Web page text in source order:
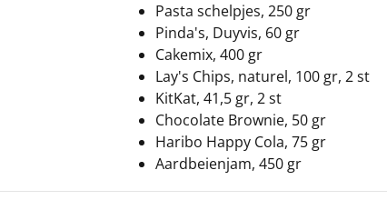
Pasta schelpjes, 250 gr
Pinda's, Duyvis, 60 gr
Cakemix, 400 gr
Lay's Chips, naturel, 100 gr, 2 st
KitKat, 41,5 gr, 2 st
Chocolate Brownie, 50 gr
Haribo Happy Cola, 75 gr
Aardbeienjam, 450 gr